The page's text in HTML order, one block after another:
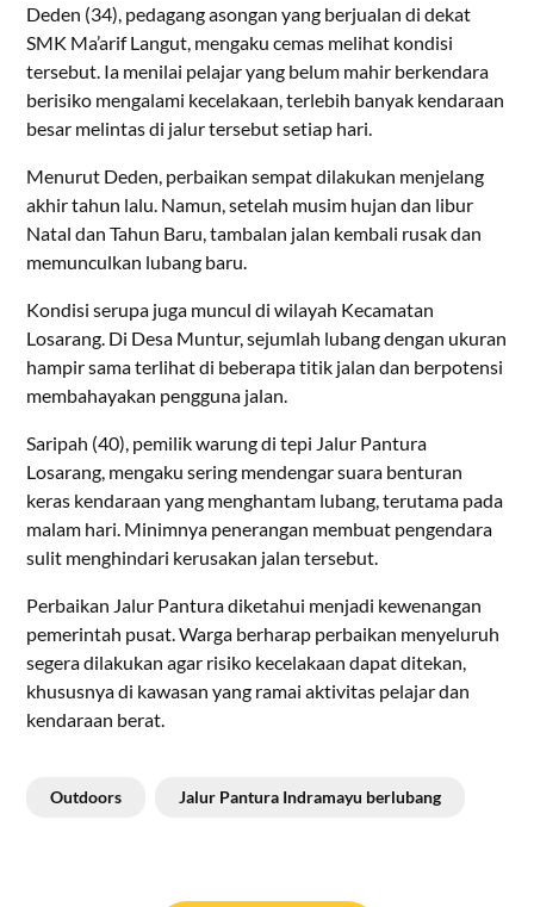
Deden (34), pedagang asongan yang berjualan di dekat
SMK Ma’arif Langut, mengaku cemas melihat kondisi
tersebut. Ia menilai pelajar yang belum mahir berkendara
berisiko mengalami kecelakaan, terlebih banyak kendaraan
besar melintas di jalur tersebut setiap hari.
Menurut Deden, perbaikan sempat dilakukan menjelang
akhir tahun lalu. Namun, setelah musim hujan dan libur
Natal dan Tahun Baru, tambalan jalan kembali rusak dan
memunculkan lubang baru.
Kondisi serupa juga muncul di wilayah Kecamatan
Losarang. Di Desa Muntur, sejumlah lubang dengan ukuran
hampir sama terlihat di beberapa titik jalan dan berpotensi
membahayakan pengguna jalan.
Saripah (40), pemilik warung di tepi Jalur Pantura
Losarang, mengaku sering mendengar suara benturan
keras kendaraan yang menghantam lubang, terutama pada
malam hari. Minimnya penerangan membuat pengendara
sulit menghindari kerusakan jalan tersebut.
Perbaikan Jalur Pantura diketahui menjadi kewenangan
pemerintah pusat. Warga berharap perbaikan menyeluruh
segera dilakukan agar risiko kecelakaan dapat ditekan,
khususnya di kawasan yang ramai aktivitas pelajar dan
kendaraan berat.
Outdoors Jalur Pantura Indramayu berlubang